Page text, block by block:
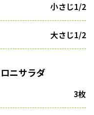
小さじ1/2
大さじ1/2
ニサラダ
3枚